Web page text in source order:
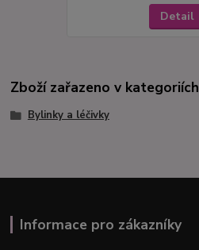
Detail
Zboží zařazeno v kategoriích
Bylinky a léčivky
Informace pro zákazníky